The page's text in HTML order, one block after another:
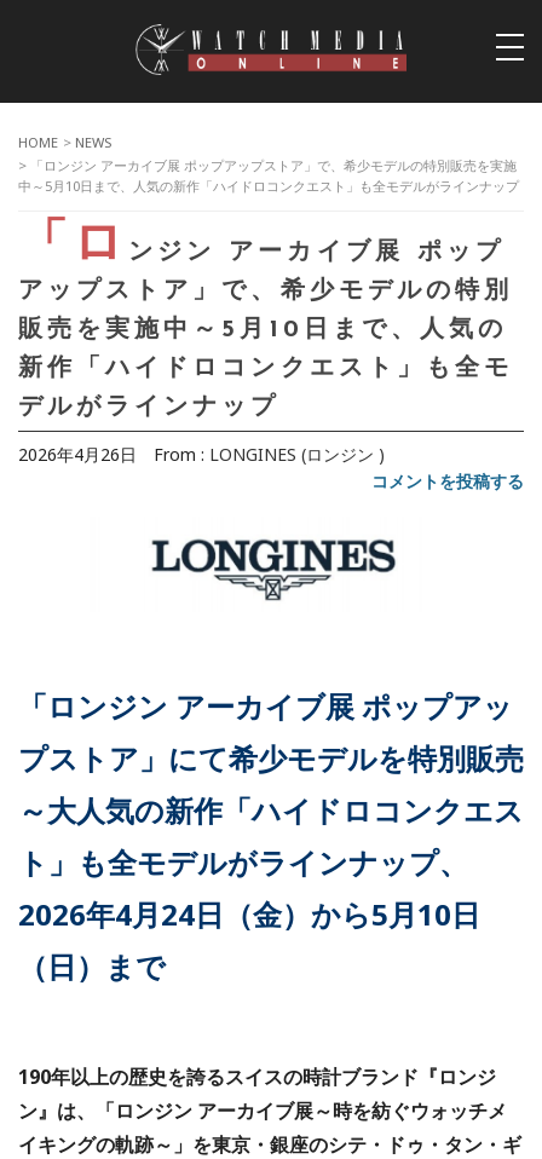
HOME > NEWS
> 「ロンジン アーカイブ展 ポップアップストア」で、希少モデルの特別販売を実施
中～5月10日まで、人気の新作「ハイドロコンクエスト」も全モデルがラインナップ
「ロ
ンジン アーカイブ展 ポップ
アップストア」で、希少モデルの特別
販売を実施中～5月10日まで、人気の
新作「ハイドロコンクエスト」も全モ
デルがラインナップ
2026年4月26日 From : LONGINES (ロンジン )
コメントを投稿する
「ロンジン アーカイブ展 ポップアッ
プストア」にて希少モデルを特別販売
～大人気の新作「ハイドロコンクエス
ト」も全モデルがラインナップ、
2026年4月24日（金）から5月10日
（日）まで
190年以上の歴史を誇るスイスの時計ブランド『ロンジ
ン』は、「ロンジン アーカイブ展～時を紡ぐウォッチメ
イキングの軌跡～」を東京・銀座のシテ・ドゥ・タン・ギ